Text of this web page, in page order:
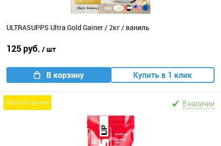
ULTRASUPPS Ultra Gold Gainer / 2кг / ваниль
125 руб. / шт
В корзину Купить в 1 клик
желтый ценник В наличии